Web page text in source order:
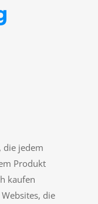
die jedem
Produkt
kaufen
die